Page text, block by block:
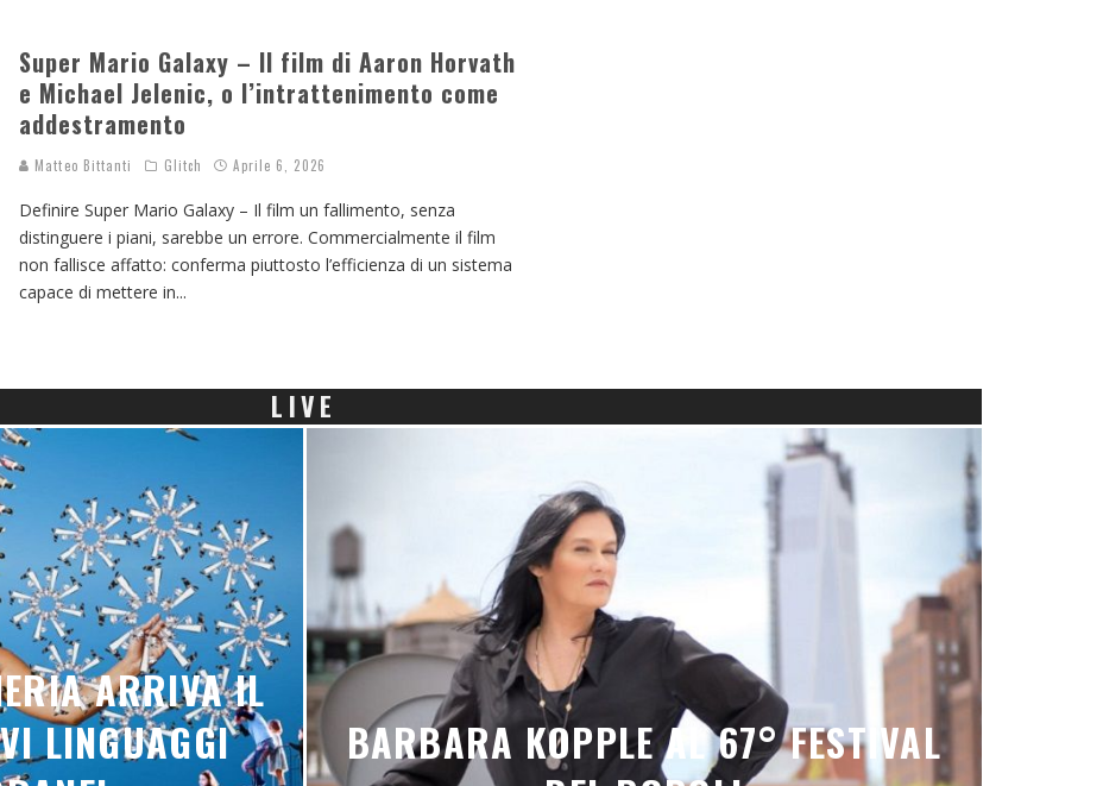
Super Mario Galaxy – Il film di Aaron Horvath
e Michael Jelenic, o l’intrattenimento come
addestramento
Matteo Bittanti Glitch Aprile 6, 2026
Definire Super Mario Galaxy – Il film un fallimento, senza
distinguere i piani, sarebbe un errore. Commercialmente il film
non fallisce affatto: conferma piuttosto l’efficienza di un sistema
capace di mettere in...
LIVE
ARRIVA IL
LINGUAGGI
BARBARA KOPPLE AL 67° FESTIVAL